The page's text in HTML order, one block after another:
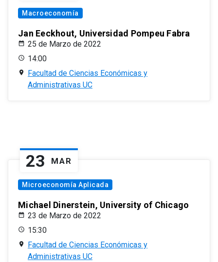
Macroeconomía
Jan Eeckhout, Universidad Pompeu Fabra
25 de Marzo de 2022
14:00
Facultad de Ciencias Económicas y
Administrativas UC
23 MAR
Microeconomía Aplicada
Michael Dinerstein, University of Chicago
23 de Marzo de 2022
15:30
Facultad de Ciencias Económicas y
Administrativas UC